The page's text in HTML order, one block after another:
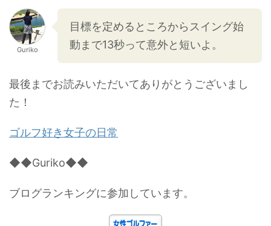
Guriko
目標を定めるところからスイング始
動まで13秒って意外と短いよ。
最後までお読みいただいてありがとうございまし
た！
ゴルフ好き女子の日常
◆◆Guriko◆◆
ブログランキングに参加しています。